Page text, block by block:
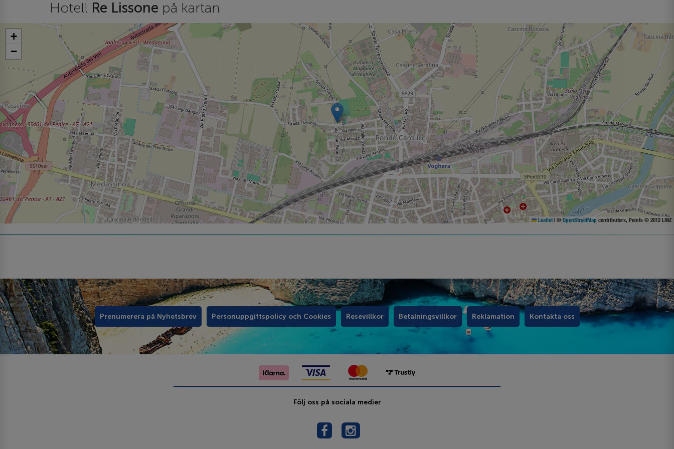
Hotell Re Lissone på kartan
+
−
Leaflet | © OpenStreetMap contributors, Points © 2012 LINZ
Prenumerera på Nyhetsbrev Personuppgiftspolicy och Cookies Resevillkor Betalningsvillkor Reklamation Kontakta oss
Följ oss på sociala medier